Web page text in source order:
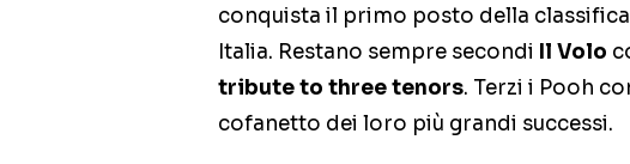
conquista il primo posto della
Italia. Restano sempre secondi Il Volo
tribute to three tenors. Terzi i Pooh
cofanetto dei loro più grandi successi.